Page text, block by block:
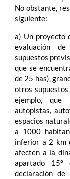
No obstante,
siguiente:
a) Un proyecto
evaluación
supuestos
que se
de 25 has),
otros
ejemplo, que
autopistas,
espacios
a 1000
inferior a 2 km
afecten a la
apartado
declaración